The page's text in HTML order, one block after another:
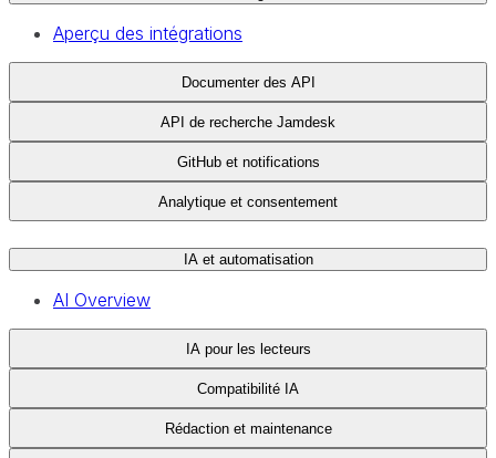
Aperçu des intégrations
Documenter des API
API de recherche Jamdesk
GitHub et notifications
Analytique et consentement
IA et automatisation
AI Overview
IA pour les lecteurs
Compatibilité IA
Rédaction et maintenance